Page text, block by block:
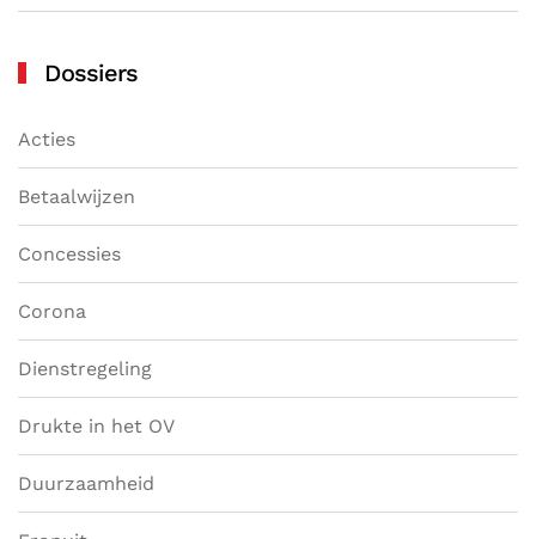
Dossiers
Acties
Betaalwijzen
Concessies
Corona
Dienstregeling
Drukte in het OV
Duurzaamheid